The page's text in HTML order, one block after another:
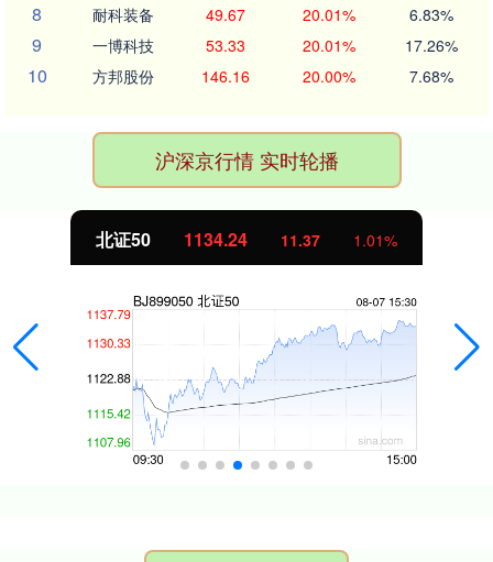
8 耐科装备 49.67 20.01% 6.83%
9 一博科技 53.33 20.01% 17.26%
10 方邦股份 146.16 20.00% 7.68%
沪深京行情 实时轮播
北证50 1134.24 11.37 1.01%